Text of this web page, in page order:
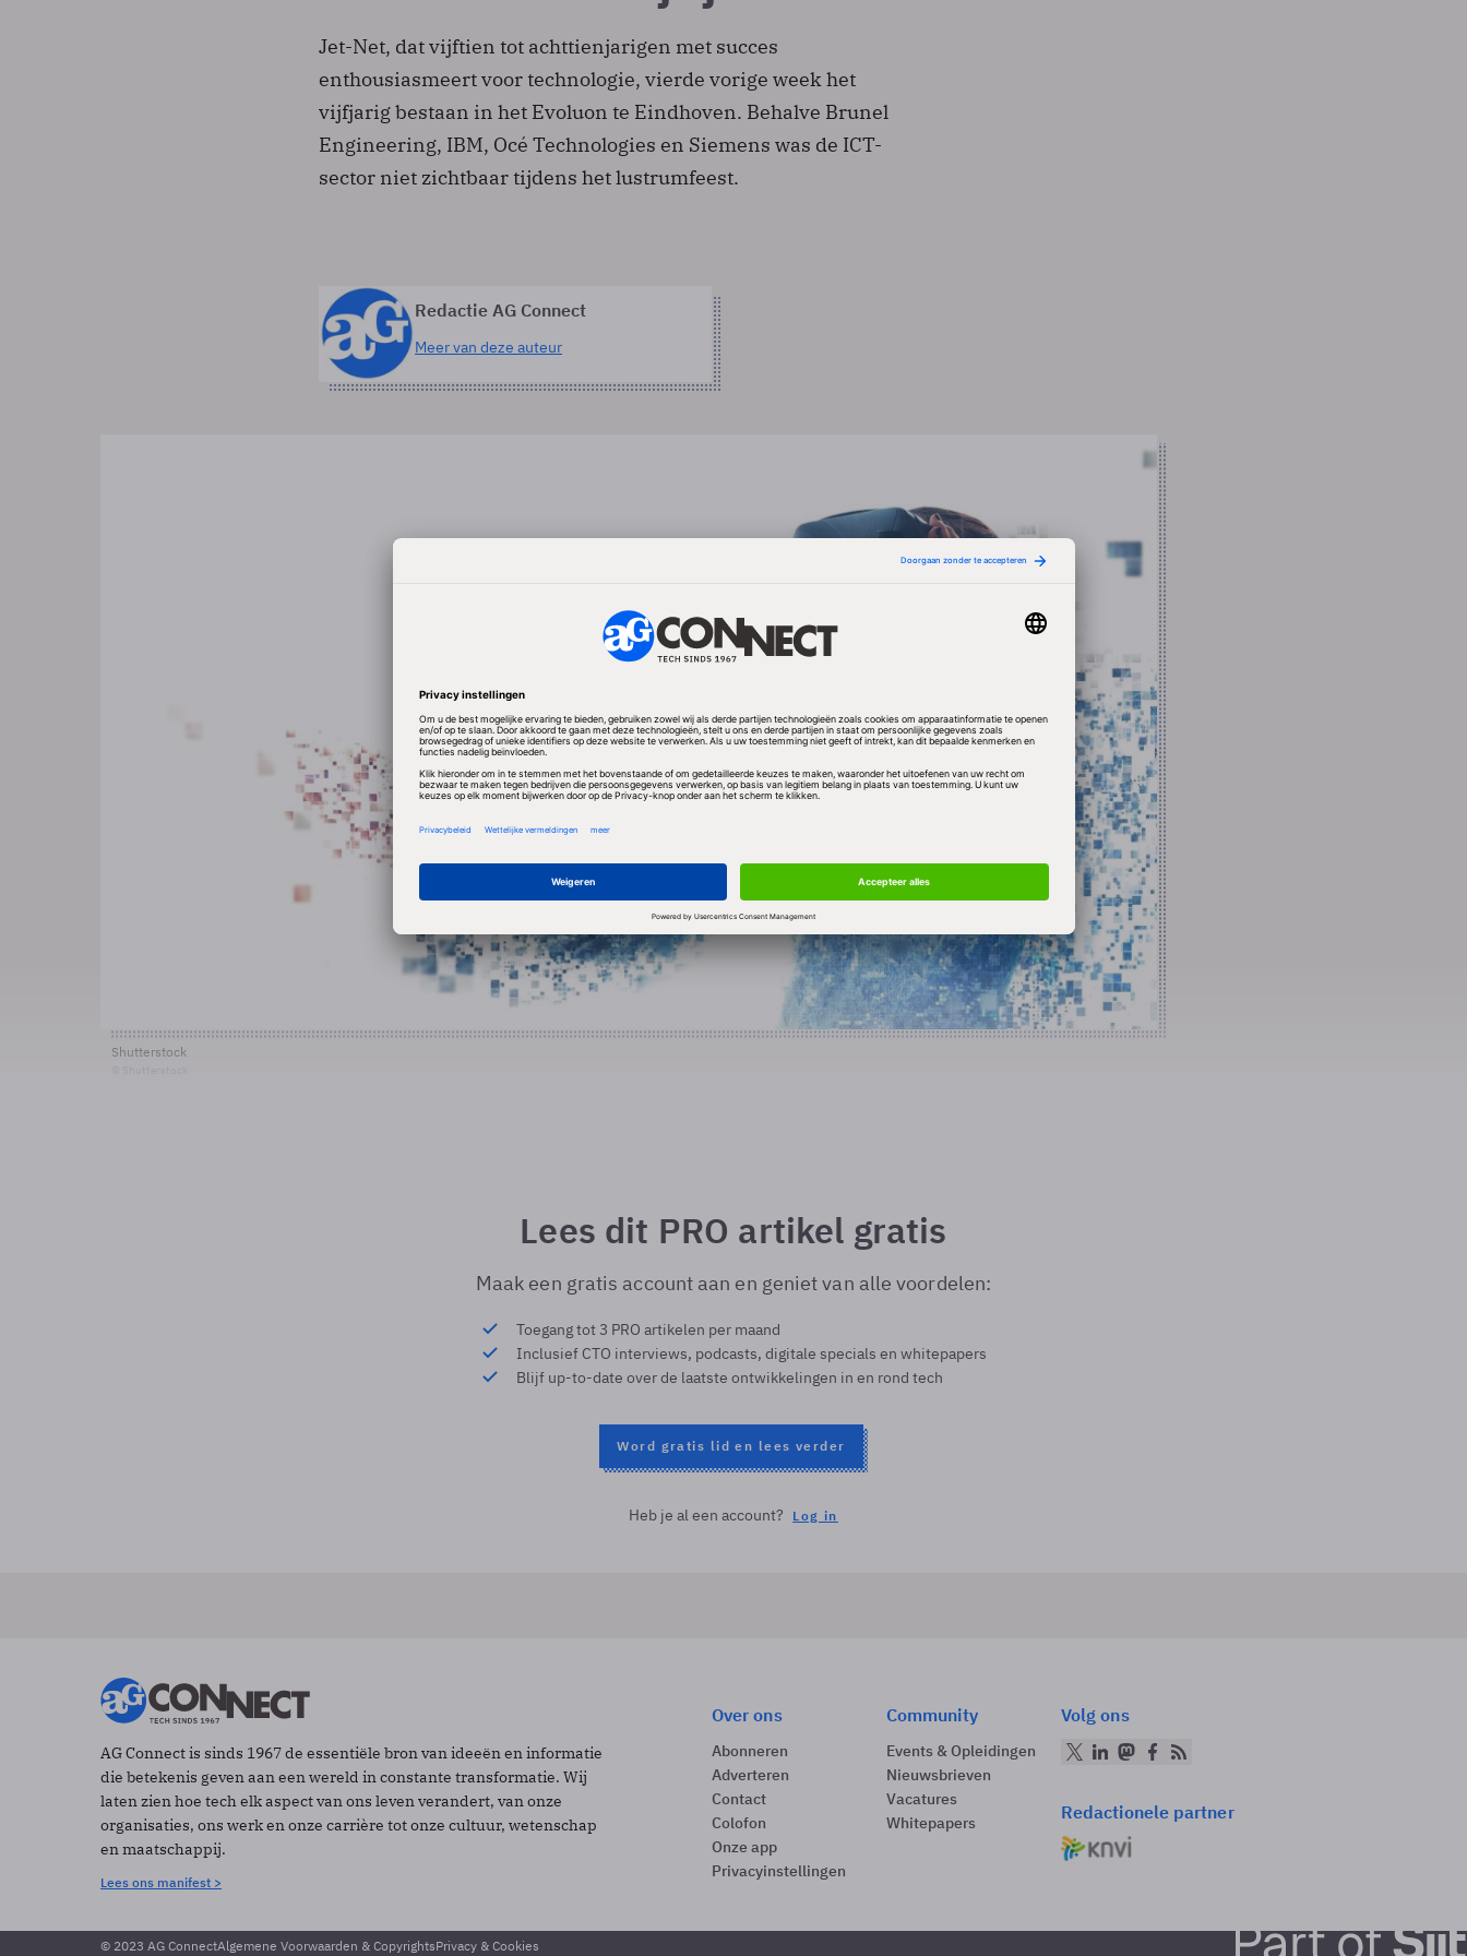
Jet-Net, dat vijftien tot achttienjarigen met succes
enthousiasmeert voor technologie, vierde vorige week het
vijfjarig bestaan in het Evoluon te Eindhoven. Behalve Brunel
Engineering, IBM, Océ Technologies en Siemens was de ICT-
sector niet zichtbaar tijdens het lustrumfeest.
Redactie AG Connect
Meer van deze auteur
Shutterstock
Lees dit PRO artikel gratis
Maak een gratis account aan en geniet van alle voordelen:
Toegang tot 3 PRO artikelen per maand
Inclusief CTO interviews, podcasts, digitale specials en whitepapers
Blijf up-to-date over de laatste ontwikkelingen in en rond tech
Word gratis lid en lees verder
Heb je al een account? Log in
AG Connect is sinds 1967 de essentiële bron van ideeën en informatie
die betekenis geven aan een wereld in constante transformatie. Wij
laten zien hoe tech elk aspect van ons leven verandert, van onze
organisaties, ons werk en onze carrière tot onze cultuur, wetenschap
en maatschappij.
Lees ons manifest >
Over ons
Abonneren
Adverteren
Contact
Colofon
Onze app
Privacyinstellingen
Community
Events & Opleidingen
Nieuwsbrieven
Vacatures
Whitepapers
Volg ons
Redactionele partner
© 2023 AG ConnectAlgemene Voorwaarden & CopyrightsPrivacy & Cookies